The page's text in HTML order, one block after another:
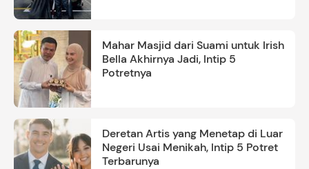
Mahar Masjid dari Suami untuk Irish
Bella Akhirnya Jadi, Intip 5
Potretnya
Deretan Artis yang Menetap di Luar
Negeri Usai Menikah, Intip 5 Potret
Terbarunya